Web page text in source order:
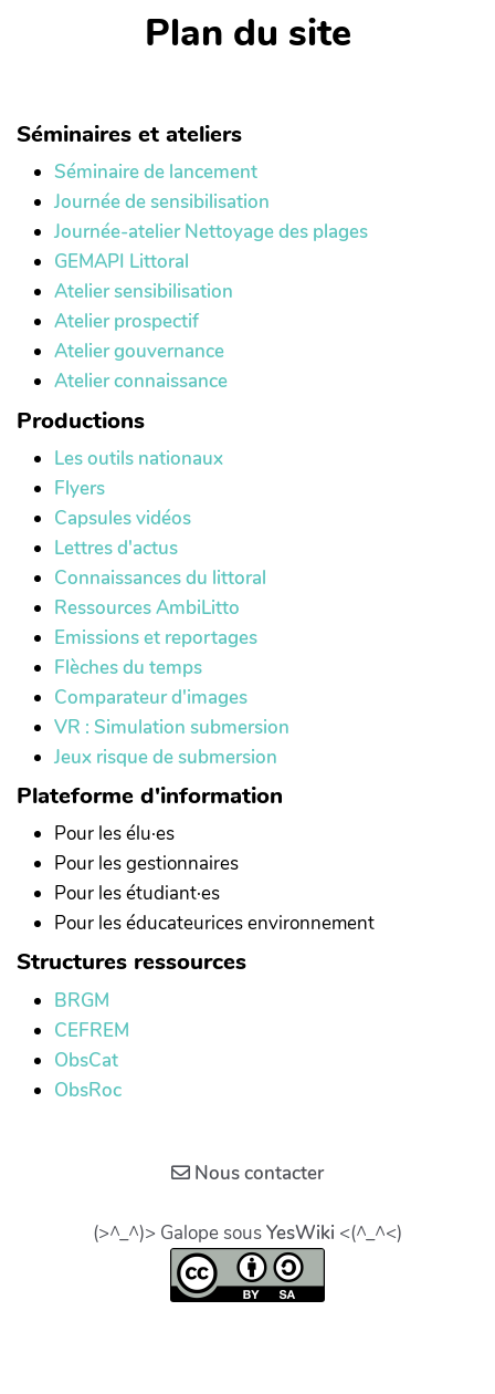
Plan du site
Séminaires et ateliers
Séminaire de lancement
Journée de sensibilisation
Journée-atelier Nettoyage des plages
GEMAPI Littoral
Atelier sensibilisation
Atelier prospectif
Atelier gouvernance
Atelier connaissance
Productions
Les outils nationaux
Flyers
Capsules vidéos
Lettres d'actus
Connaissances du littoral
Ressources AmbiLitto
Emissions et reportages
Flèches du temps
Comparateur d'images
VR : Simulation submersion
Jeux risque de submersion
Plateforme d'information
Pour les élu·es
Pour les gestionnaires
Pour les étudiant·es
Pour les éducateurices environnement
Structures ressources
BRGM
CEFREM
ObsCat
ObsRoc
Nous contacter
(>^_^)> Galope sousYesWiki <(^_^<)